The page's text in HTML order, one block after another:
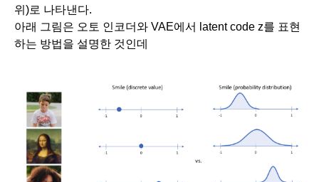
위)로 나타낸다.
아래 그림은 오토 인코더와 VAE에서 latent code z를 표현
하는 방법을 설명한 것인데